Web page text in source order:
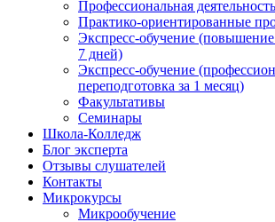
Профессиональная
Практико-ориентированные
Экспресс-обучение
7 дней)
Экспресс-обучение
переподготовка за 1 месяц)
Факультативы
Семинары
Школа-Колледж
Блог эксперта
Отзывы слушателей
Контакты
Микрокурсы
Микрообучение